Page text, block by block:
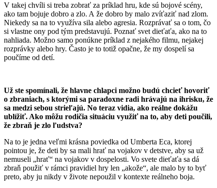
V takej chvíli si treba zobrať za príklad hru, kde sú bojové scény,
ako tam bojuje dobro a zlo. A že dobro by malo zvíťaziť nad zlom.
Niekedy sa na to využíva sila alebo agresia. Rozprávať sa o tom, čo
si vlastne ony pod tým predstavujú. Poznať svet dieťaťa, ako na to
nahliada. Možno samo ponúkne príklad z nejakého filmu, nejakej
rozprávky alebo hry. Často je to totiž opačne, že my dospelí sa
poučíme od detí.
Už ste spomínali, že hlavne chlapci možno budú chcieť hovoriť
o zbraniach, s ktorými sa paradoxne radi hrávajú na ihrisku, že
sa medzi sebou strieľajú. No teraz vidia, ako reálne dokážu
ublížiť. Ako môžu rodičia situáciu využiť na to, aby deti poučili,
že zbraň je zlo ľudstva?
Na to je jedna veľmi krásna poviedka od Umberta Eca, ktorej
pointou je, že deti by sa mali hrať na vojakov v detstve, aby sa už
nemuseli „hrať“ na vojakov v dospelosti. Vo svete dieťaťa sa dá
zbraň použiť v rámci pravidiel hry len „akože“, ale malo by to byť
preto, aby ju nikdy v živote nepoužil v kontexte reálneho boja.